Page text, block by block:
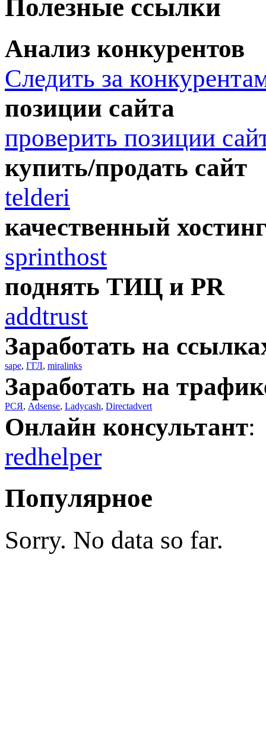
Полезные ссылки
Анализ конкурентов
Следить за
позиции сайта
проверить позиции
купить/продать сайт
telderi
качественный
sprinthost
поднять ТИЦ и PR
addtrust
Заработать на
sape, ГГЛ, miralinks
Заработать на
РСЯ, Adsense, Ladycash, Directadvert
Онлайн консультант:
redhelper
Популярное
Sorry. No data so far.